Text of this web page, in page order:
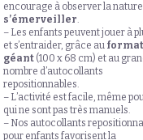
encourage à observer la nature
s’émerveiller
– Les enfants peuvent jouer à
et s’entraider, grâce au format
géant(100 x 68 cm) et au
nombre d’autocollants
repositionnables.
– L’activité est facile, même
qui ne sont pas très manuels.
– Nos autocollants
pour enfants favorisent la